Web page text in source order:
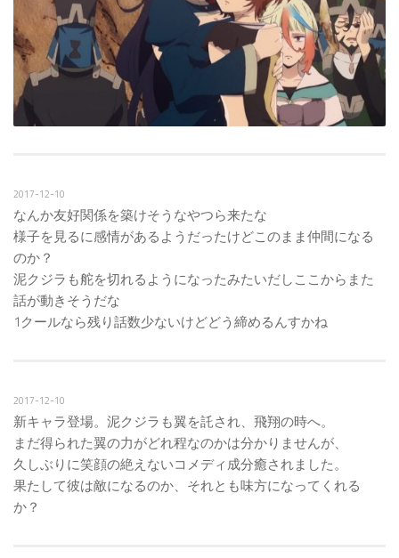
2017-12-10
なんか友好関係を築けそうなやつら来たな
様子を見るに感情があるようだったけどこのまま仲間になる
のか？
泥クジラも舵を切れるようになったみたいだしここからまた
話が動きそうだな
1クールなら残り話数少ないけどどう締めるんすかね
2017-12-10
新キャラ登場。泥クジラも翼を託され、飛翔の時へ。
まだ得られた翼の力がどれ程なのかは分かりませんが、
久しぶりに笑顔の絶えないコメディ成分癒されました。
果たして彼は敵になるのか、それとも味方になってくれる
か？